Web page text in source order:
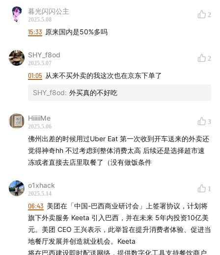
暮光闪闪公主
2025.5.08
2
15:33 原来国内是50%多吗
SHY_f8od
2025.5.07
2
01:05 从来不买外卖的我这次也在京东下单了
SHY_f8od: 外买真的不好吃
HiiiiiMe
2025.5.06
3
佛州出差的时候用过Uber Eat 第一次收到开车送来的外卖还
觉得神奇hh 不过考虑到整体消费太高 后续还是选择超市速
冻或者直接去店里取餐了（没有做饭条件
o1xhack
2025.5.14
1
06:43 美团在「中国-巴西商业研讨会」上签署协议，计划将
旗下外卖服务 Keeta 引入巴西，并在未来 5年内投资10亿美
元。美团 CEO 王兴表示，此举旨在提升消费者体验、促进当
地餐厅发展并创造就业机会。Keeta
将在巴西建设即时配送网络，提供数字化工具支持餐饮商户